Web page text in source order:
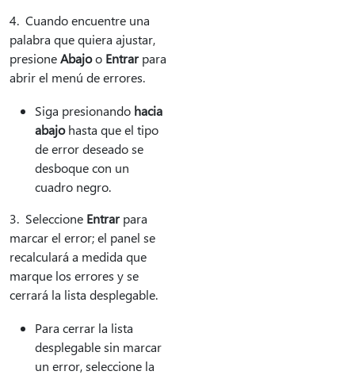
4. Cuando encuentre una
palabra que quiera ajustar,
presioneAbajoo Entrarpara
abrir el menú de errores.
Siga presionando hacia
abajohasta que el tipo
de error deseado se
desboque con un
cuadro negro.
3. Seleccione Entrarpara
marcar el error; el panel se
recalculará a medida que
marque los errores y se
cerrará la lista desplegable.
Para cerrar la lista
desplegable sin marcar
un error, seleccione la